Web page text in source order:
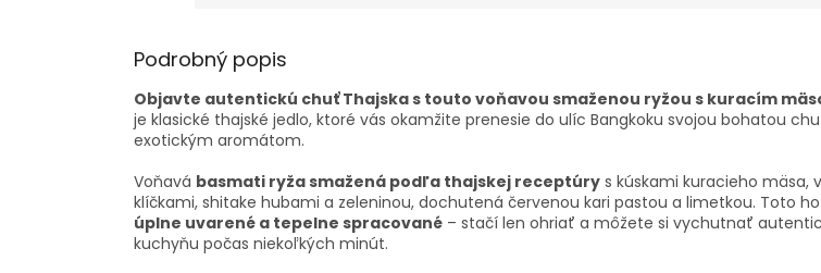
Podrobný popis
Objavte autentickú chuť Thajska s touto voňavou smaženou ryžou s kuracím
je klasické thajské jedlo, ktoré vás okamžite prenesie do ulíc Bangkoku svojou bohatou
exotickým aromátom.
Voňavá basmati ryža smažená podľa thajskej receptúry s kúskami kuracieho mäsa,
klíčkami, shitake hubami a zeleninou, dochutená červenou kari pastou a limetkou. Toto
úplne uvarené a tepelne spracované – stačí len ohriať a môžete si vychutnať
kuchyňu počas niekoľkých minút.